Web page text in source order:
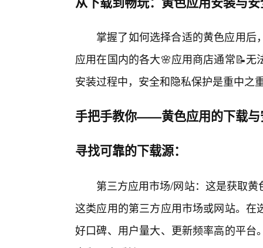
掌握了如何选择合适的黄色应用
应用在国内的各大🌸应用商店通常📝
安装过程中，安全和隐私保护是重中之
手把手教你——黄色应用的下载与
寻找可靠的下载源：
第三方应用市场/网站：这是获取
这类应用的第三方应用市场或网站。
好口碑、用户量大、更新频率高的平